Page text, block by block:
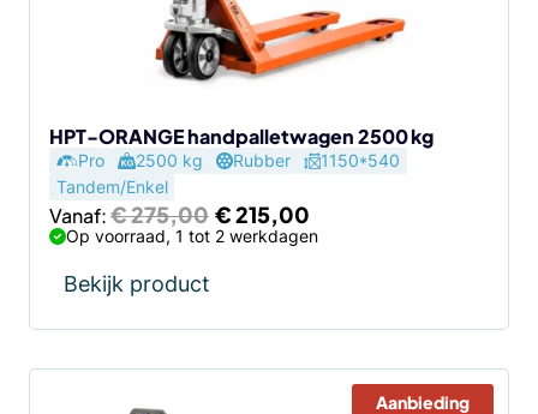
HPT-ORANGE handpalletwagen 2500 kg
Pro 2500 kg Rubber
1150*540
Tandem/Enkel
Vanaf:€275,00 Oorspronkelijke
prijs
€215,00
prijs
Op voorraad, 1 tot 2 werkdagen
Bekijk product
de
productpagina
Aanbieding